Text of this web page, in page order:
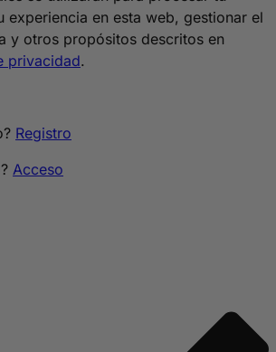
experiencia en esta web, gestionar el
y otros propósitos descritos en
privacidad.
Registro
Acceso